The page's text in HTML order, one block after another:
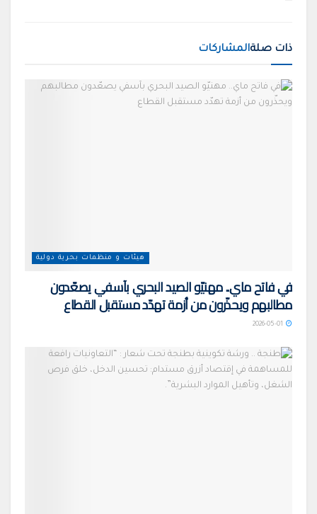
ذات صلةالمشاركات
هيئات و منظمات بحرية دولية
في فاتح ماي.. مهنيّو الصيد البحري بآسفي يصعّدون
مطالبهم ويحذّرون من أزمة تهدّد مستقبل القطاع